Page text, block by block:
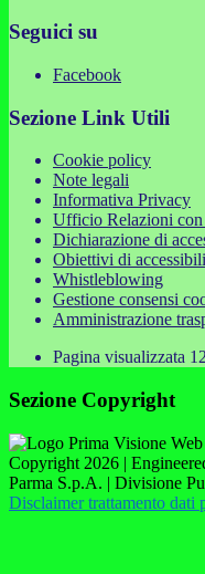
Seguici su
Facebook
Sezione Link Utili
Cookie policy
Note legali
Informativa Privacy
Ufficio Relazioni
Dichiarazione di
Obiettivi di
Whistleblowing
Gestione consensi
Amministrazione
Pagina visualizzata
Sezione Copyright
Copyright 2026 |
Parma S.p.A. | Divisione
Disclaimer trattamento dati